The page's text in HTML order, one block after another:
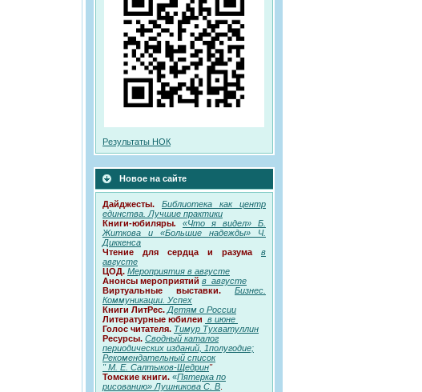
Результаты НОК
Новое на сайте
Дайджесты.
Библиотека как центр
единства. Лучшие практики
Книги-юбиляры. «Что я видел» Б.
Житкова и «Большие надежды» Ч.
Диккенса
Чтение для сердца и разума
в
августе
ЦОД. Мероприятия в августе
Анонсы мероприятий в августе
Виртуальные выставки. Бизнес.
Коммуникации. Успех
Книги ЛитРес. Детям о России
Литературные юбилеи в июне
Голос читателя. Тимур Тухватуллин
Ресурсы. Сводный каталог
периодических изданий, 1полугодие;
Рекомендательный список
" М. Е. Салтыков-Щедрин"
Томские книги. «Пятерка по
рисованию» Лушникова С. В